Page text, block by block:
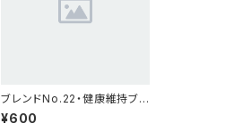
ブレンドNo.22・健康維持ブレ
ンド(10g)
¥600